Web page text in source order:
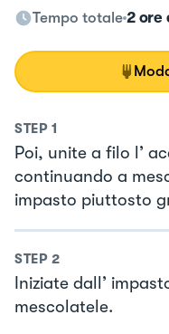
Tempo totale 2 ore
STEP 1
Poi, unite a filo l’
continuando a
impasto piuttosto
STEP 2
Iniziate dall’
mescolatele.